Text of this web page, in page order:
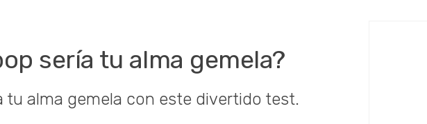
sería tu alma gemela?
tu alma gemela con este divertido test.